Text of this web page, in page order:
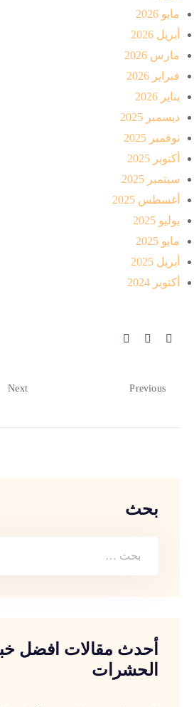
مايو 2026
أبريل 2026
مارس 2026
فبراير 2026
يناير 2026
ديسمبر 2025
نوفمبر 2025
أكتوبر 2025
سبتمبر 2025
أغسطس 2025
يوليو 2025
مايو 2025
أبريل 2025
أكتوبر 2024
Previous
Next
بحث
أحدث مقالات افضل
الحشرات